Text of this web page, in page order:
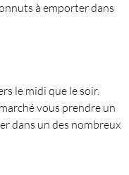
à emporter dans
le midi que le soir.
vous prendre un
dans un des nombreux